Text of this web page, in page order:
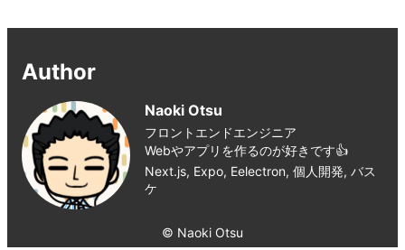
Author
Naoki Otsu
フロントエンドエンジニア
Webやアプリを作るのが好きです👍
Next.js, Expo, Eelectron, 個人開発, バス
ケ
© Naoki Otsu